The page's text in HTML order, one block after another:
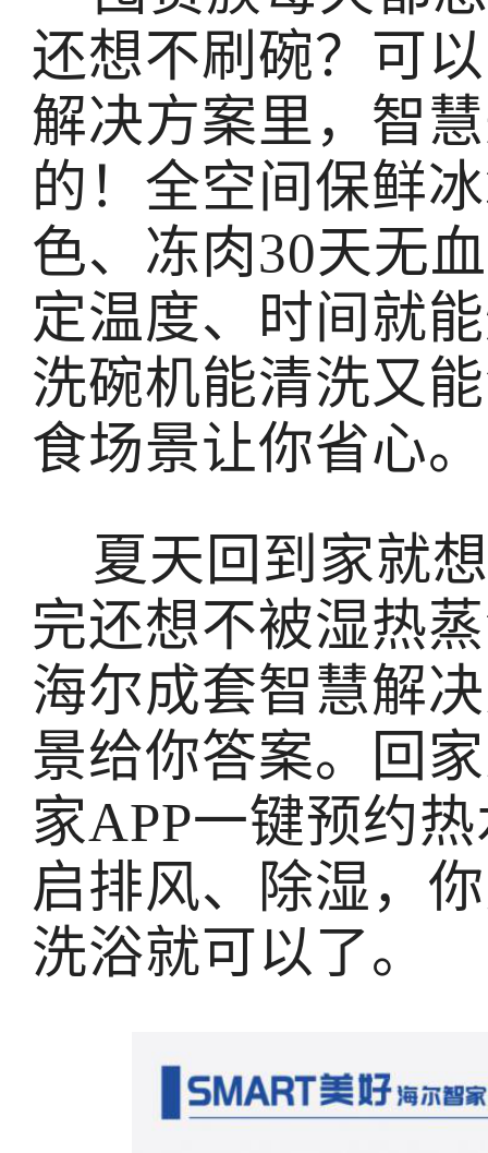
还想不刷碗？可
解决方案里，智
的！全空间保鲜
色、冻肉30天无
定温度、时间就
洗碗机能清洗又
食场景让你省心。
夏天回到家就
完还想不被湿热
海尔成套智慧解
景给你答案。回
家APP一键预约
启排风、除湿，
洗浴就可以了。